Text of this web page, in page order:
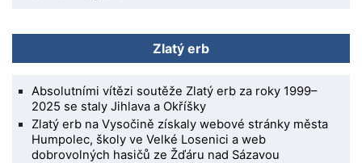
Zlatý erb
Absolutními vítězi soutěže Zlatý erb za roky 1999–
2025 se staly Jihlava a Okříšky
Zlatý erb na Vysočině získaly webové stránky města
Humpolec, školy ve Velké Losenici a web
dobrovolných hasičů ze Žďáru nad Sázavou